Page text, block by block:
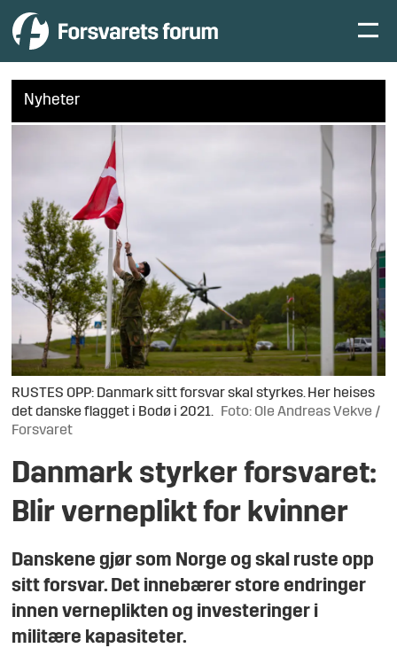
Nyheter
RUSTES OPP: Danmark sitt forsvar skal styrkes. Her heises
det danske flagget i Bodø i 2021.
Foto: Ole Andreas Vekve /
Forsvaret
Danmark styrker forsvaret:
Blir verneplikt for kvinner
Danskene gjør som Norge og skal ruste opp
sitt forsvar. Det innebærer store endringer
innen verneplikten og investeringer i
militære kapasiteter.